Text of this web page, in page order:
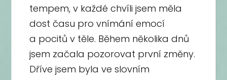
tempem, v každé chvíli jsem měla
dost času pro vnímání emocí
a pocitů v těle. Během několika dnů
jsem začala pozorovat první změny.
Dříve jsem byla ve slovním